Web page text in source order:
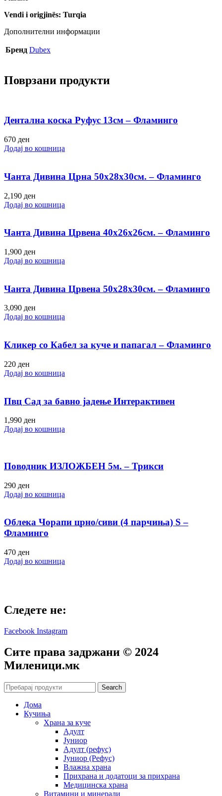
Vendi i origjinës: Turqia
Дополнителни информации
Бренд Dubex
Поврзани продукти
Дентална коска Руфус 13см – Фламинго
670 ден
Додај во кошница
Чанта Дивина Црна 50х28х30см. – Фламинго
2,190 ден
Додај во кошница
Чанта Дивина Црвена 40х26х26см. – Фламинго
1,900 ден
Додај во кошница
Чанта Дивина Црвена 50х28х30см. – Фламинго
3,090 ден
Додај во кошница
Кликер со Кабел за куче и папагал – Фламинго
220 ден
Додај во кошница
Пвц Сад за бавно јадење Интерактивен
1,990 ден
Додај во кошница
Поводник ИЗЛОЖБЕН 5м. – Трикси
290 ден
Додај во кошница
Облека Чорапи црно/сиви (4 парчиња) S –
Фламинго
470 ден
Додај во кошница
Следете не:
Facebook Instagram
Сите права задржани © 2024
Mиленици.мк
Search
Дома
Кучиња
Храна за куче
Адулт
Јуниор
Адулт (рефус)
Јуниор (Рефус)
Влажна храна
Прихрана и додатоци за прихрана
Медицинска храна
Витамини и минерали